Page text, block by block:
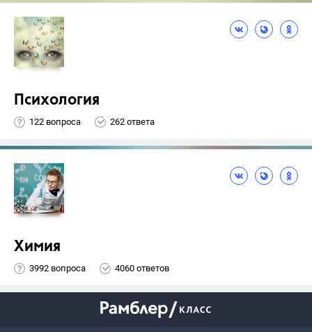
Психология
122 вопроса 262 ответа
Химия
3992 вопроса 4060 ответов